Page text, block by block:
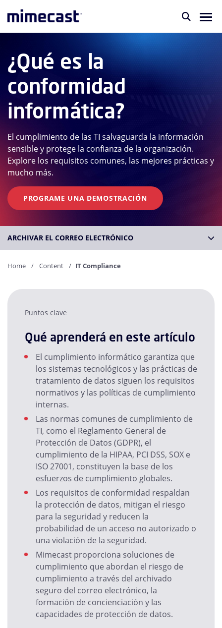
¿Qué es la
conformidad
informática?
El cumplimiento de las TI salvaguarda la información
sensible y protege la confianza de la organización.
Explore los requisitos comunes, las mejores prácticas y
mucho más.
PROGRAME UNA DEMOSTRACIÓN
ARCHIVAR EL CORREO ELECTRÓNICO
Home Content IT Compliance
Puntos clave
Qué aprenderá en este artículo
El cumplimiento informático garantiza que
los sistemas tecnológicos y las prácticas de
tratamiento de datos siguen los requisitos
normativos y las políticas de cumplimiento
internas.
Las normas comunes de cumplimiento de
TI, como el Reglamento General de
Protección de Datos (GDPR), el
cumplimiento de la HIPAA, PCI DSS, SOX e
ISO 27001, constituyen la base de los
esfuerzos de cumplimiento globales.
Los requisitos de conformidad respaldan
la protección de datos, mitigan el riesgo
para la seguridad y reducen la
probabilidad de un acceso no autorizado o
una violación de la seguridad.
Mimecast proporciona soluciones de
cumplimiento que abordan el riesgo de
cumplimiento a través del archivado
seguro del correo electrónico, la
formación de concienciación y las
capacidades de protección de datos.